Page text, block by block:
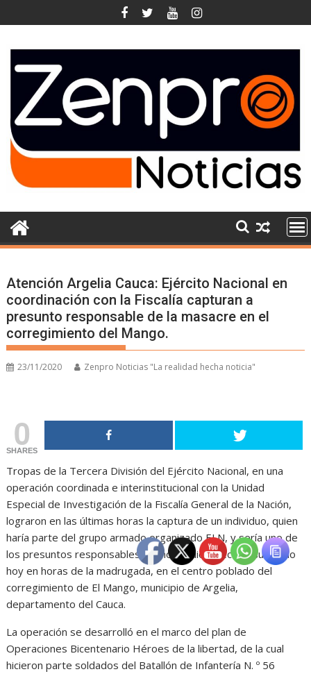
to
Atención Argelia Cauca: Ejército Nacional en
coordinación con la Fiscalía capturan a
presunto responsable de la masacre en el
corregimiento del Mango.
23/11/2020 Zenpro Noticias "La realidad hecha noticia"
0
SHARES
Tropas de la Tercera División del Ejército Nacional, en una
operación coordinada e interinstitucional con la Unidad
Especial de Investigación de la Fiscalía General de la Nación,
lograron en las últimas horas la captura de un individuo, quien
haría parte del grupo armado organizado ELN, y sería uno de
los presuntos responsables del homicidio colectivo sucedido
hoy en horas de la madrugada, en el centro poblado del
corregimiento de El Mango, municipio de Argelia,
departamento del Cauca.
La operación se desarrolló en el marco del plan de
Operaciones Bicentenario Héroes de la libertad, de la cual
hicieron parte soldados del Batallón de Infantería N. º 56